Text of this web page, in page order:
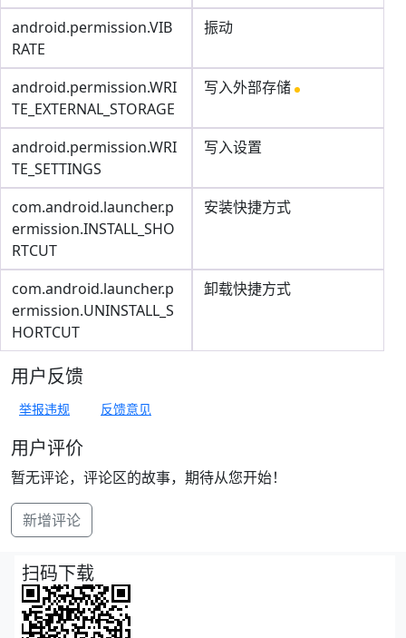
android.permission.VIB
RATE
振动
android.permission.WRI
TE_EXTERNAL_STORAGE
写入外部存储
android.permission.WRI
TE_SETTINGS
写入设置
com.android.launcher.p
ermission.INSTALL_SHO
RTCUT
安装快捷方式
com.android.launcher.p
ermission.UNINSTALL_S
HORTCUT
卸载快捷方式
用户反馈
举报违规 反馈意见
用户评价
暂无评论，评论区的故事，期待从您开始！
新增评论
扫码下载